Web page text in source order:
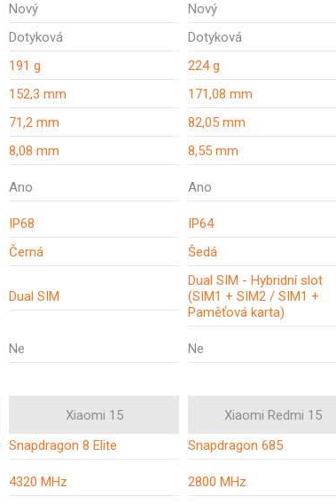
Nový Nový
Dotyková Dotyková
191 g 224 g
152,3 mm 171,08 mm
71,2 mm 82,05 mm
8,08 mm 8,55 mm
Ano Ano
IP68 IP64
Černá Šedá
Dual SIM
Dual SIM - Hybridní slot
(SIM1 + SIM2 / SIM1 +
Paměťová karta)
Ne Ne
Xiaomi 15 Xiaomi Redmi 15
Snapdragon 8 Elite Snapdragon 685
4320 MHz 2800 MHz